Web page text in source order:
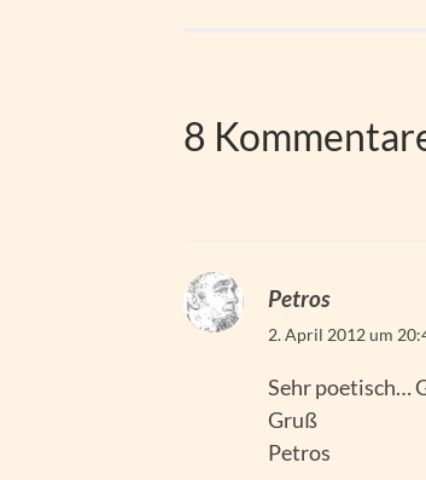
8
Petros
2. April 2012 um
Sehr poetisch…
Gruß
Petros